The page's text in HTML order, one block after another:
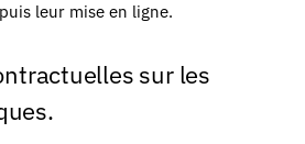
leur mise en ligne.
sur les